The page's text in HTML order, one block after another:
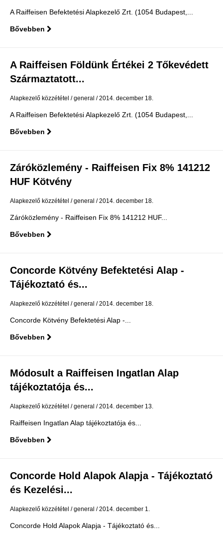
A Raiffeisen Befektetési Alapkezelő Zrt. (1054 Budapest,...
Bővebben
A Raiffeisen Földünk Értékei 2 Tőkevédett
Származtatott...
Alapkezelő közzététel general 2014. december 18.
A Raiffeisen Befektetési Alapkezelő Zrt. (1054 Budapest,...
Bővebben
Záróközlemény - Raiffeisen Fix 8% 141212
HUF Kötvény
Alapkezelő közzététel general 2014. december 18.
Záróközlemény - Raiffeisen Fix 8% 141212 HUF...
Bővebben
Concorde Kötvény Befektetési Alap -
Tájékoztató és...
Alapkezelő közzététel general 2014. december 18.
Concorde Kötvény Befektetési Alap -...
Bővebben
Módosult a Raiffeisen Ingatlan Alap
tájékoztatója és...
Alapkezelő közzététel general 2014. december 13.
Raiffeisen Ingatlan Alap tájékoztatója és...
Bővebben
Concorde Hold Alapok Alapja - Tájékoztató
és Kezelési...
Alapkezelő közzététel general 2014. december 1.
Concorde Hold Alapok Alapja - Tájékoztató és...